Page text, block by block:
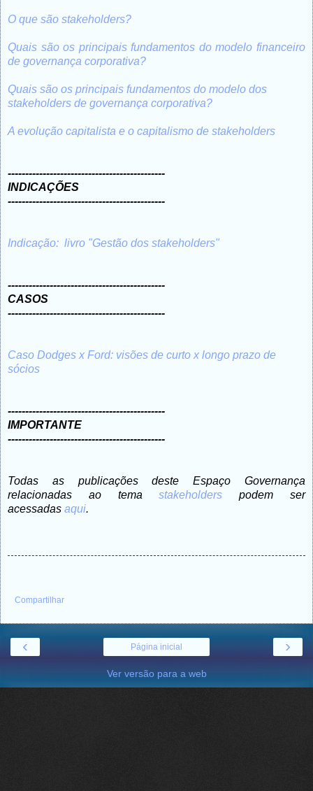
O que são stakeholders?
Quais são os principais fundamentos do modelo financeiro
de governança corporativa?
Quais são os principais fundamentos do modelo dos
stakeholders de governança corporativa?
A evolução capitalista e o capitalismo de stakeholders
---------------------------------------------
INDICAÇÕES
---------------------------------------------
Indicação: livro "Gestão dos stakeholders"
---------------------------------------------
CASOS
---------------------------------------------
Caso Dodges x Ford: visões de curto x longo prazo de
sócios
---------------------------------------------
IMPORTANTE
---------------------------------------------
Todas as publicações deste Espaço Governança
relacionadas ao temastakeholderspodem ser
acessadas aqui.
Compartilhar
‹ ›
Página inicial
Ver versão para a web